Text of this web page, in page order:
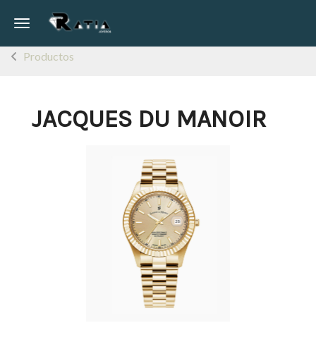
Toggle navigation
Productos
JACQUES DU MANOIR